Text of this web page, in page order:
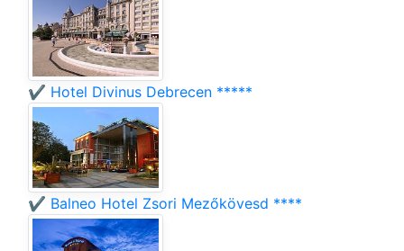
✔️ Hotel Divinus Debrecen *****
✔️ Balneo Hotel Zsori Mezőkövesd ****